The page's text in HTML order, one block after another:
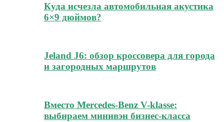
Куда исчезла автомобильная акустика
6×9 дюймов?
Jeland J6: обзор кроссовера для города
и загородных маршрутов
Вместо Mercedes-Benz V-klasse:
выбираем минивэн бизнес-класса